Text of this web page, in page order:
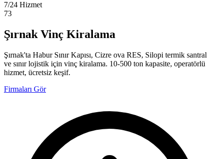
7/24 Hizmet
73
Şırnak Vinç Kiralama
Şırnak'ta Habur Sınır Kapısı, Cizre ova RES, Silopi termik santral
ve sınır lojistik için vinç kiralama. 10-500 ton kapasite, operatörlü
hizmet, ücretsiz keşif.
Firmaları Gör